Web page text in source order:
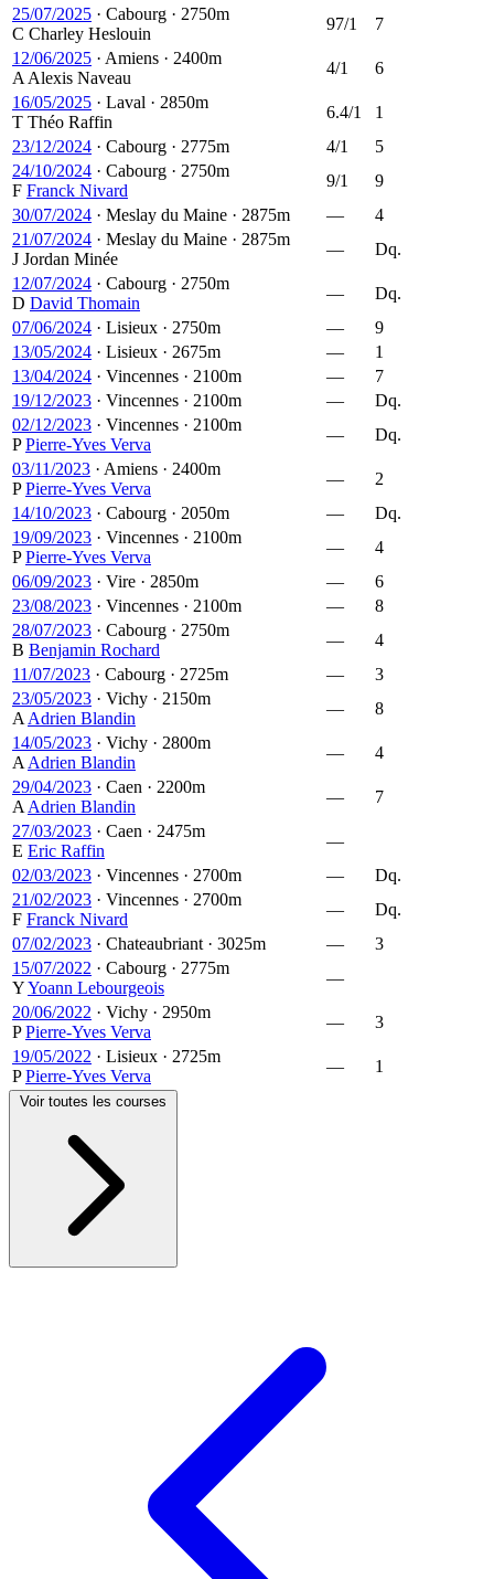
25/07/2025 · Cabourg · 2750m
C Charley Heslouin
97/1
7
12/06/2025 · Amiens · 2400m
A Alexis Naveau
4/1
6
16/05/2025 · Laval · 2850m
T Théo Raffin
6.4/1
1
23/12/2024 · Cabourg · 2775m 4/1
5
24/10/2024 · Cabourg · 2750m
F Franck Nivard
9/1
9
30/07/2024 · Meslay du Maine · 2875m —
4
21/07/2024 · Meslay du Maine · 2875m
J Jordan Minée
—
Dq.
12/07/2024 · Cabourg · 2750m
D David Thomain
—
Dq.
07/06/2024 · Lisieux · 2750m —
9
13/05/2024 · Lisieux · 2675m —
1
13/04/2024 · Vincennes · 2100m —
7
19/12/2023 · Vincennes · 2100m —
Dq.
02/12/2023 · Vincennes · 2100m
PPierre-Yves Verva
—
Dq.
03/11/2023 · Amiens · 2400m
PPierre-Yves Verva
—
2
14/10/2023 · Cabourg · 2050m —
Dq.
19/09/2023 · Vincennes · 2100m
PPierre-Yves Verva
—
4
06/09/2023 · Vire · 2850m —
6
23/08/2023 · Vincennes · 2100m —
8
28/07/2023 · Cabourg · 2750m
B Benjamin Rochard
—
4
11/07/2023 · Cabourg · 2725m —
3
23/05/2023 · Vichy · 2150m
A Adrien Blandin
—
8
14/05/2023 · Vichy · 2800m
A Adrien Blandin
—
4
29/04/2023 · Caen · 2200m
A Adrien Blandin
—
7
27/03/2023 · Caen · 2475m
E Eric Raffin
—
02/03/2023 · Vincennes · 2700m —
Dq.
21/02/2023 · Vincennes · 2700m
F Franck Nivard
—
Dq.
07/02/2023 · Chateaubriant · 3025m —
3
15/07/2022 · Cabourg · 2775m
YYoann Lebourgeois
—
20/06/2022 · Vichy · 2950m
PPierre-Yves Verva
—
3
19/05/2022 · Lisieux · 2725m
PPierre-Yves Verva
— 1
Voir toutes les courses